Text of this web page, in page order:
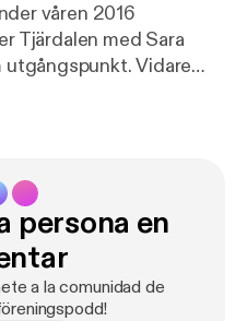
våren 2016
Tjärdalen med Sara
utgångspunkt. Vidare
persona en
a la comunidad de